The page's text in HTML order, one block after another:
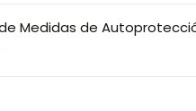
Medidas de